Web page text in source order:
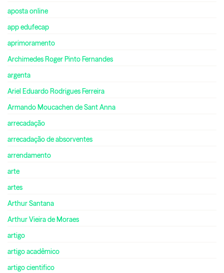
aposta online
app edufecap
aprimoramento
Archimedes Roger Pinto Fernandes
argenta
Ariel Eduardo Rodrigues Ferreira
Armando Moucachen de Sant Anna
arrecadação
arrecadação de absorventes
arrendamento
arte
artes
Arthur Santana
Arthur Vieira de Moraes
artigo
artigo acadêmico
artigo cientifico